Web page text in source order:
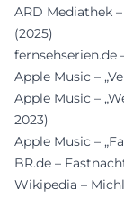
ARD Mediathek
(2025)
fernsehserien.de
Apple Music –
Apple Music –
2023)
Apple Music –
BR.de –
Wikipedia –